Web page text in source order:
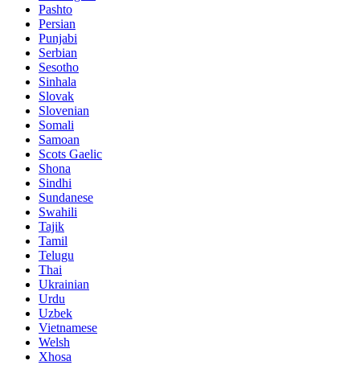
Pashto
Persian
Punjabi
Serbian
Sesotho
Sinhala
Slovak
Slovenian
Somali
Samoan
Scots Gaelic
Shona
Sindhi
Sundanese
Swahili
Tajik
Tamil
Telugu
Thai
Ukrainian
Urdu
Uzbek
Vietnamese
Welsh
Xhosa